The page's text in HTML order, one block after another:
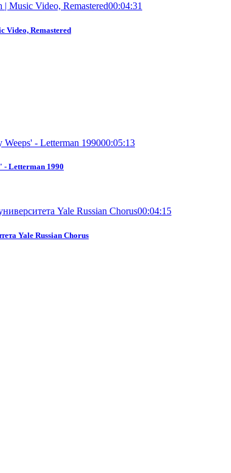
00:04:31
Video, Remastered
00:05:13
- Letterman 1990
00:04:15
Yale Russian Chorus